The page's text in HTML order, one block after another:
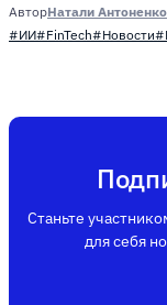
АвторНатали Антоненко
#ИИ#FinTech#Новости
Станьте
для себя